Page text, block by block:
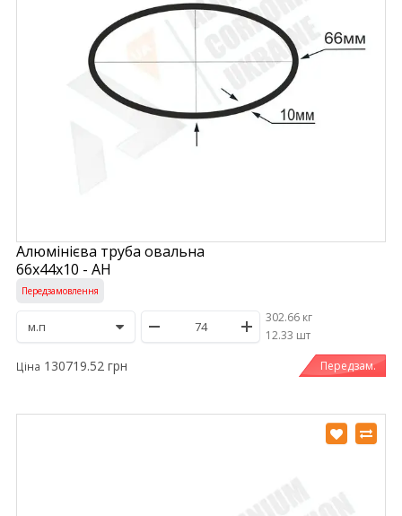
Алюмінієва труба овальна
66х44х10 - АН
Передзамовлення
302.66 кг
/12.33 шт
Ціна 130719.52 грн Передзам.